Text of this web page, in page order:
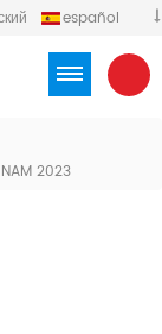
español
2023